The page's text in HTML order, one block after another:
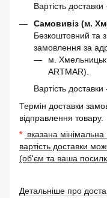
Вартість доставки
Самовивіз (м.
Безкоштовний та
замовлення за
м.
ARTMAR).
Вартість
Термін доставки
відправлення товару.
* вказана мінімальна
вартість доставки
(об'єм та ваша
Детальніше про